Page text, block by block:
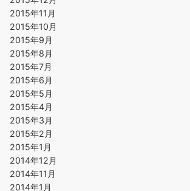
2015年11月
2015年10月
2015年9月
2015年8月
2015年7月
2015年6月
2015年5月
2015年4月
2015年3月
2015年2月
2015年1月
2014年12月
2014年11月
2014年1月